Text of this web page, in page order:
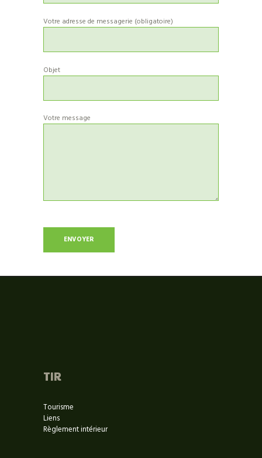
Votre adresse de messagerie (obligatoire)
Objet
Votre message
TIR
Tourisme
Liens
Règlement intérieur